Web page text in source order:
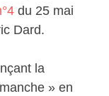
du 25 mai
Dard.
la
» en